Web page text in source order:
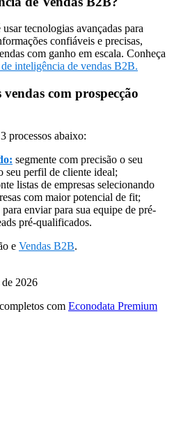
usar tecnologias avançadas para
confiáveis e precisas,
com ganho em escala. Conheça
inteligência de vendas B2B.
com prospecção
processos abaixo:
segmente com precisão o seu
seu perfil de cliente ideal;
listas de empresas selecionando
com maior potencial de fit;
enviar para sua equipe de pré-
pré-qualificados.
e Vendas B2B.
2026
com Econodata Premium